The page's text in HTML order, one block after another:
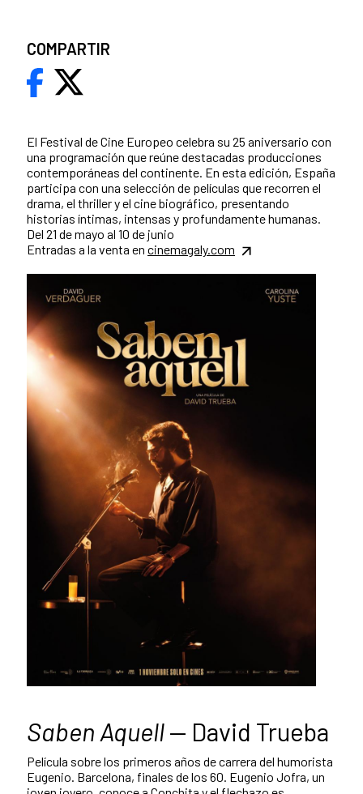
El Festival de Cine Europeo celebra su 25 aniversario con
una programación que reúne destacadas producciones
contemporáneas del continente. En esta edición, España
participa con una selección de películas que recorren el
drama, el thriller y el cine biográfico, presentando
historias íntimas, intensas y profundamente humanas.
Del 21 de mayo al 10 de junio
Entradas a la venta en cinemagaly.com
Saben Aquell— David Trueba
Película sobre los primeros años de carrera del humorista
Eugenio. Barcelona, finales de los 60. Eugenio Jofra, un
COMPARTIR